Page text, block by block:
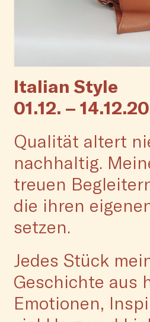
Italian Style
01.12. –
Qualität altert
nachhaltig.
treuen
die ihren
setzen.
Jedes Stück
Geschichte aus
Emotionen,